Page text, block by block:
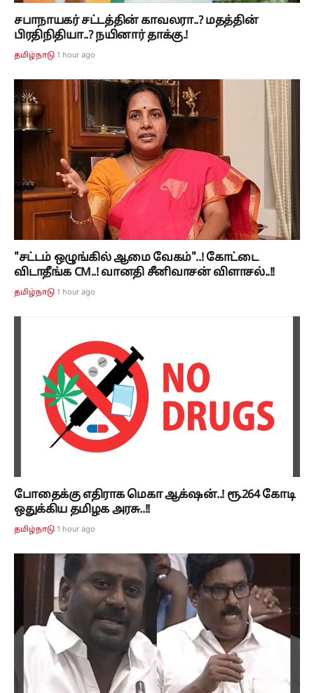
சபாநாயகர் சட்டத்தின் காவலரா..? மதத்தின்
பிரதிநிதியா..? நயினார் தாக்கு.!
தமிழ்நாடு 1 hour ago
"சட்டம் ஒழுங்கில் ஆமை வேகம்"..! கோட்டை
விடாதீங்க CM..! வானதி சீனிவாசன் விளாசல்..!!
தமிழ்நாடு 1 hour ago
போதைக்கு எதிராக மெகா ஆக்‌ஷன்..! ரூ.264 கோடி
ஒதுக்கிய தமிழக அரசு..!!
தமிழ்நாடு 1 hour ago